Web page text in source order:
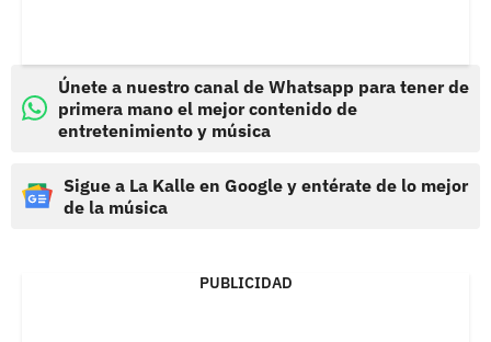
Únete a nuestro canal de Whatsapp para tener de
primera mano el mejor contenido de
entretenimiento y música
Sigue a La Kalle en Google y entérate de lo mejor
de la música
PUBLICIDAD